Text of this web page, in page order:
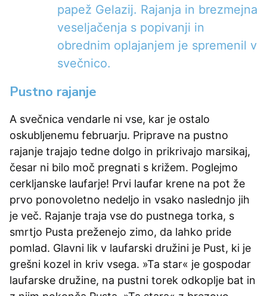
papež Gelazij. Rajanja in brezmejna
veseljačenja s popivanji in
obrednim oplajanjem je spremenil v
svečnico.
Pustno rajanje
A svečnica vendarle ni vse, kar je ostalo
oskubljenemu februarju. Priprave na pustno
rajanje trajajo tedne dolgo in prikrivajo marsikaj,
česar ni bilo moč pregnati s križem. Poglejmo
cerkljanske laufarje! Prvi laufar krene na pot že
prvo ponovoletno nedeljo in vsako naslednjo jih
je več. Rajanje traja vse do pustnega torka, s
smrtjo Pusta preženejo zimo, da lahko pride
pomlad. Glavni lik v laufarski družini je Pust, ki je
grešni kozel in kriv vsega. »Ta star« je gospodar
laufarske družine, na pustni torek odkoplje bat in